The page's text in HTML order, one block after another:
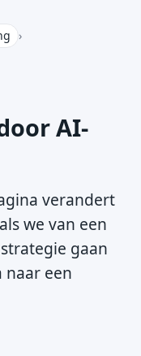
›
AI-
verandert
we van een
gaan
naar een